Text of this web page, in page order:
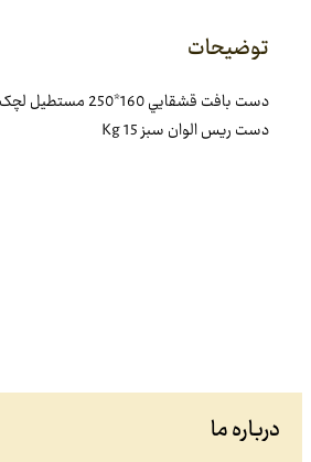
توضیحات
دست ريس الوان سبز 15 Kg
درباره ما